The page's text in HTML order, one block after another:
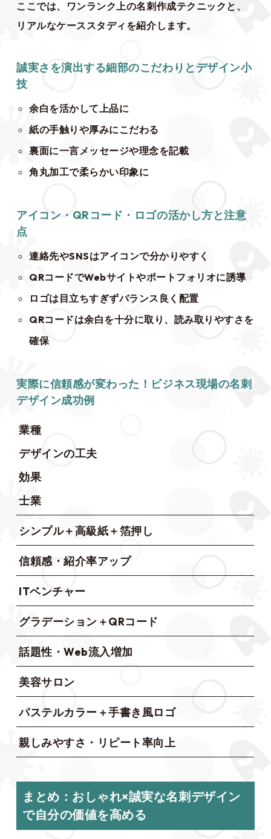
ここでは、ワンランク上の名刺作成テクニックと、
リアルなケーススタディを紹介します。
誠実さを演出する細部のこだわりとデザイン小
技
余白を活かして上品に
紙の手触りや厚みにこだわる
裏面に一言メッセージや理念を記載
角丸加工で柔らかい印象に
アイコン・QRコード・ロゴの活かし方と注意
点
連絡先やSNSはアイコンで分かりやすく
QRコードでWebサイトやポートフォリオに誘導
ロゴは目立ちすぎずバランス良く配置
QRコードは余白を十分に取り、読み取りやすさを
確保
実際に信頼感が変わった！ビジネス現場の名刺
デザイン成功例
業種
デザインの工夫
効果
士業
シンプル＋高級紙＋箔押し
信頼感・紹介率アップ
ITベンチャー
グラデーション＋QRコード
話題性・Web流入増加
美容サロン
パステルカラー＋手書き風ロゴ
親しみやすさ・リピート率向上
まとめ：おしゃれ×誠実な名刺デザイン
で自分の価値を高める